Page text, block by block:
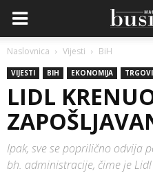
Naslovnica Vijesti BiH
VIJESTI BIH EKONOMIJA
LIDL
Ipak, sve se poprilično odvija
bh. administracije, čime je